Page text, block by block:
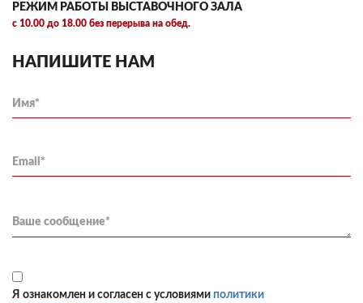
РЕЖИМ РАБОТЫ ВЫСТАВОЧНОГО ЗАЛА
с 10.00 до 18.00 без перерыва на обед.
НАПИШИТЕ НАМ
Я ознакомлен и согласен с условиями политики